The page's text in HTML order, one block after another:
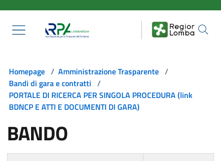
Homepage / Amministrazione Trasparente /
Bandi di gara e contratti /
PORTALE DI RICERCA PER SINGOLA PROCEDURA (link
BDNCP E ATTI E DOCUMENTI DI GARA)
BANDO